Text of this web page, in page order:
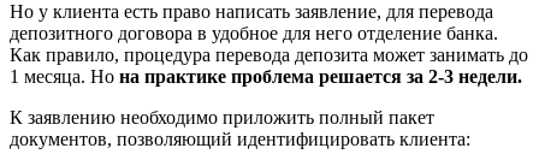
Но у клиента есть право написать заявление, для перевода
депозитного договора в удобное для него отделение банка.
Как правило, процедура перевода депозита может занимать до
1 месяца. Но на практике проблема решается за 2-3 недели.
К заявлению необходимо приложить полный пакет
документов, позволяющий идентифицировать клиента: